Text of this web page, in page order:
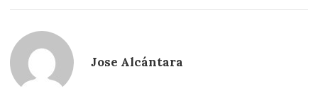
Jose Alcántara